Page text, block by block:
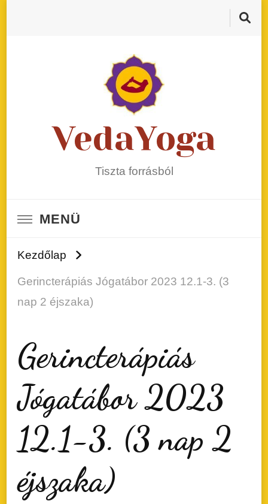
VedaYoga
Tiszta forrásból
MENÜ
Kezdőlap
Gerincterápiás Jógatábor 2023 12.1-3. (3
nap 2 éjszaka)
Gerincterápiás
Jógatábor 2023
12.1-3. (3 nap 2
éjszaka)